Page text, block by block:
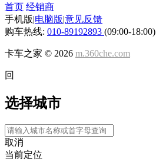
首页 经销商
手机版|电脑版|意见反馈
购车热线: 010-89192893 (09:00-18:00)
卡车之家 © 2026 m.360che.com
回
选择城市
取消
当前定位